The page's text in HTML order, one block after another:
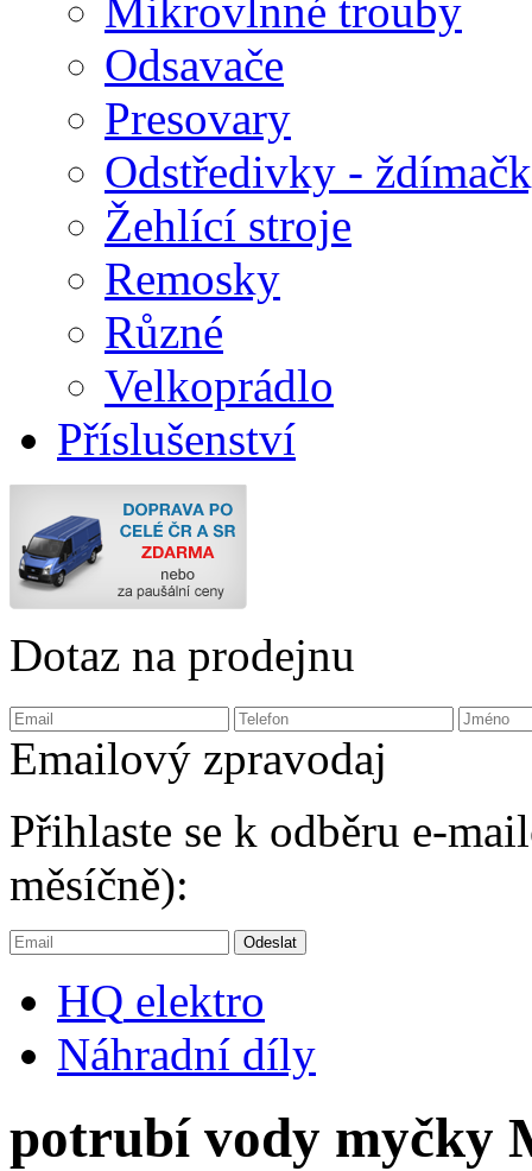
Mikrovlnné trouby
Odsavače
Presovary
Odstředivky -
Žehlící stroje
Remosky
Různé
Velkoprádlo
Příslušenství
Dotaz na prodejnu
Emailový zpravodaj
Přihlaste se k odběru e-
měsíčně):
HQ elektro
Náhradní díly
potrubí vody myčky